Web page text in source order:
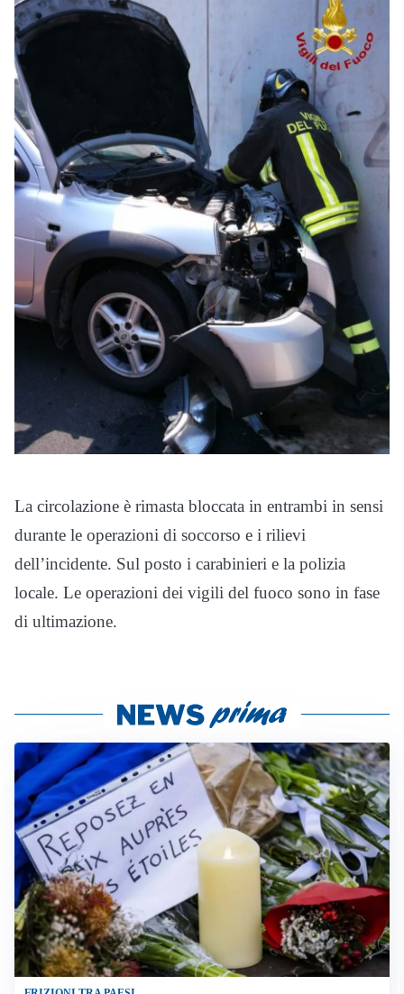
La circolazione è rimasta bloccata in entrambi in sensi
durante le operazioni di soccorso e i rilievi
dell’incidente. Sul posto i carabinieri e la polizia
locale. Le operazioni dei vigili del fuoco sono in fase
di ultimazione.